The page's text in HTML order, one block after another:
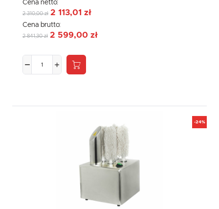
Cena netto:
2 310,00 zł 2 113,01 zł
Cena brutto:
2 841,30 zł 2 599,00 zł
-24%